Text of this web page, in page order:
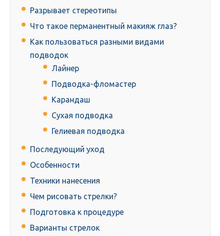
Разрывает стереотипы
Что такое перманентный макияж глаз?
Как пользоваться разными видами
подводок
Лайнер
Подводка-фломастер
Карандаш
Сухая подводка
Гелиевая подводка
Последующий уход
Особенности
Техники нанесения
Чем рисовать стрелки?
Подготовка к процедуре
Варианты стрелок